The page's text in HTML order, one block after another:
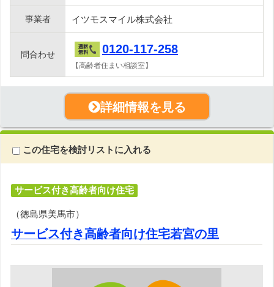
事業者 イツモスマイル株式会社
問合わせ 0120-117-258
【高齢者住まい相談室】
詳細情報を見る
この住宅を検討リストに入れる
サービス付き高齢者向け住宅
（徳島県美馬市）
サービス付き高齢者向け住宅若宮の里